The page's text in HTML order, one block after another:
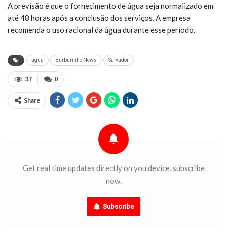
A previsão é que o fornecimento de água seja normalizado em
até 48 horas após a conclusão dos serviços. A empresa
recomenda o uso racional da água durante esse período.
agua Burburinho News Salvador
0
37
Share
Get real time updates directly on you device, subscribe
now.
Subscribe